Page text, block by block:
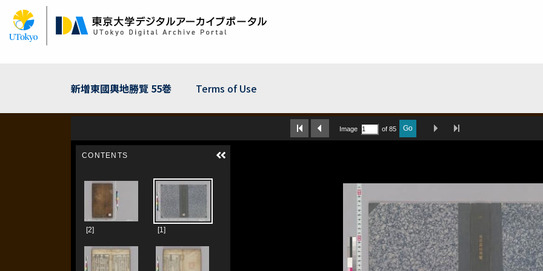
Skip
main
content
新増東國輿地勝覽 55巻 Terms of Use